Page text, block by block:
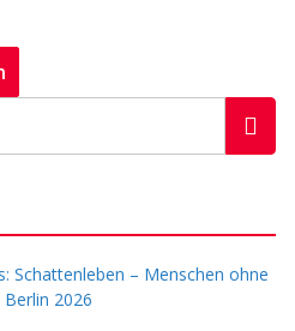
Schattenleben – Menschen ohne
2026